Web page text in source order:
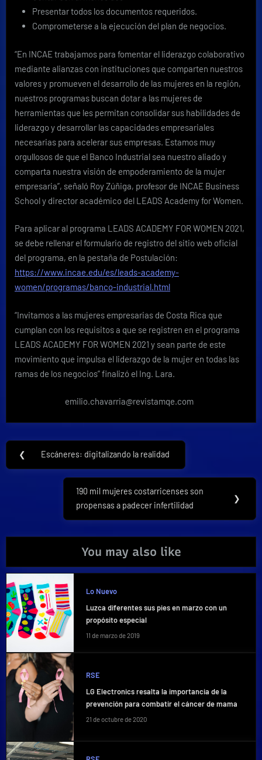
Presentar todos los documentos requeridos.
Comprometerse a la ejecución del plan de negocios.
“En INCAE trabajamos para fomentar el liderazgo colaborativo
mediante alianzas con instituciones que comparten nuestros
valores y promueven el desarrollo de las mujeres en la región,
nuestros programas buscan dotar a las mujeres de
herramientas que les permitan consolidar sus habilidades de
liderazgo y desarrollar las capacidades empresariales
necesarias para acelerar sus empresas. Estamos muy
orgullosos de que el Banco Industrial sea nuestro aliado y
comparta nuestra visión de empoderamiento de la mujer
empresaria”, señaló Roy Zúñiga, profesor de INCAE Business
School y director académico del LEADS Academy for Women.
Para aplicar al programa LEADS ACADEMY FOR WOMEN 2021,
se debe rellenar el formulario de registro del sitio web oficial
del programa, en la pestaña de Postulación:
https://www.incae.edu/es/leads-academy-
women/programas/banco-industrial.html
“Invitamos a las mujeres empresarias de Costa Rica que
cumplan con los requisitos a que se registren en el programa
LEADS ACADEMY FOR WOMEN 2021 y sean parte de este
movimiento que impulsa el liderazgo de la mujer en todas las
ramas de los negocios” finalizó el Ing. Lara.
emilio.chavarria@revistamqe.com
Navegación
de
❮
Previous
Escáneres: digitalizando la realidad
Next
Post:
190 mil mujeres costarricenses son
propensas a padecer infertilidad
❯
You may also like
Lo Nuevo
Luzca diferentes sus pies en marzo con un
propósito especial
11 de marzo de 2019
RSE
LG Electronics resalta la importancia de la
prevención para combatir el cáncer de mama
21 de octubre de 2020